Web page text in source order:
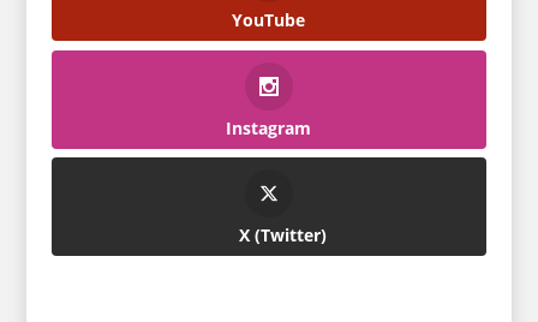
YouTube
Instagram
Twitter